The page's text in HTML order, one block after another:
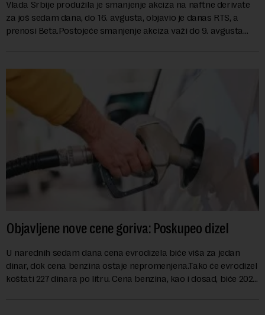
Vlada Srbije produžila je smanjenje akciza na naftne derivate
za još sedam dana, do 16. avgusta, objavio je danas RTS, a
prenosi Beta.Postojeće smanjenje akciza važi do 9. avgusta
Objavljene nove cene goriva: Poskupeo dizel
U narednih sedam dana cena evrodizela biće viša za jedan
dinar, dok cena benzina ostaje nepromenjena.Tako će evrodizel
koštati 227 dinara po litru. Cena benzina, kao i dosad, biće 202